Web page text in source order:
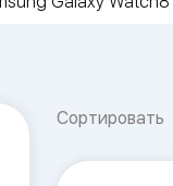
Сортировать